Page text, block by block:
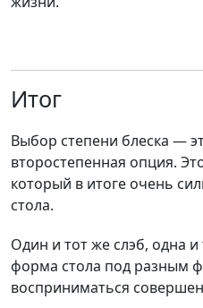
Итог
Выбор степени блеска —
второстепенная опция.
который в итоге очень
стола.
Один и тот же слэб, одна
форма стола под разным
восприниматься